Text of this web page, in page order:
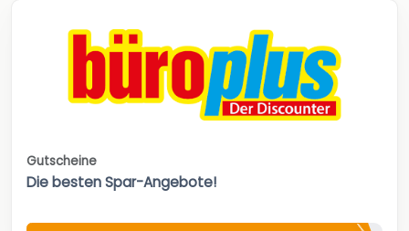
Gutscheine
Die besten Spar-Angebote!